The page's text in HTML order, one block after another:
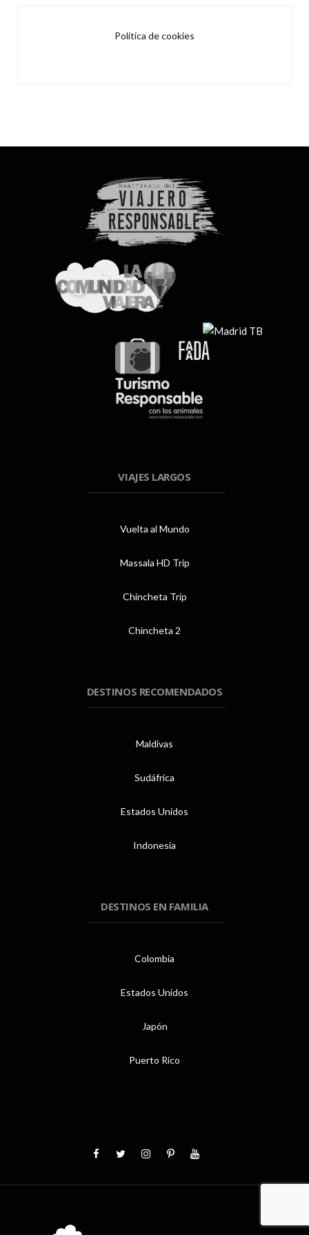
Política de cookies
VIAJES LARGOS
Vuelta al Mundo
Massala HD Trip
Chincheta Trip
Chincheta 2
DESTINOS RECOMENDADOS
Maldivas
Sudáfrica
Estados Unidos
Indonesia
DESTINOS EN FAMILIA
Colombia
Estados Unidos
Japón
Puerto Rico